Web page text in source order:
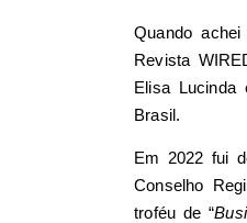
Quando
Revista
Elisa
Brasil.
Em 2022 fui
Conselho
troféu de “